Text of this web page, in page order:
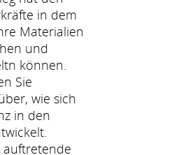
in dem
Materialien
und
können.
Sie
wie sich
in den
auftretende